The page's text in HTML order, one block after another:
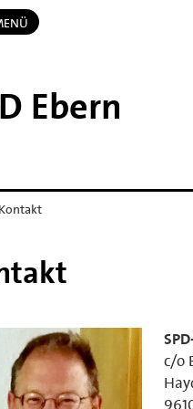
Ebern
Kontakt
c/o